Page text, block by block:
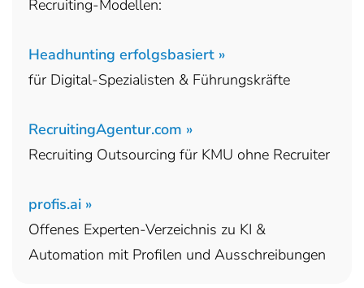
Recruiting-Modellen:
Headhunting erfolgsbasiert »
für Digital-Spezialisten & Führungskräfte
RecruitingAgentur.com »
Recruiting Outsourcing für KMU ohne Recruiter
profis.ai »
Offenes Experten-Verzeichnis zu KI &
Automation mit Profilen und Ausschreibungen